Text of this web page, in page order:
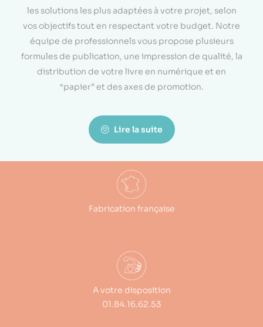
les solutions les plus adaptées à votre projet, selon
vos objectifs tout en respectant votre budget. Notre
équipe de professionnels vous propose plusieurs
formules de publication, une impression de qualité, la
distribution de votre livre en numérique et en
“papier” et des axes de promotion.
Lire la suite
Fabrication française
A votre disposition
01.84.16.62.53